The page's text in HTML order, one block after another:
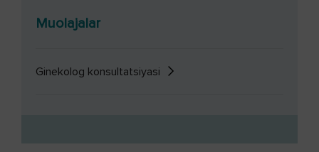
Muolajalar
Ginekolog konsultatsiyasi